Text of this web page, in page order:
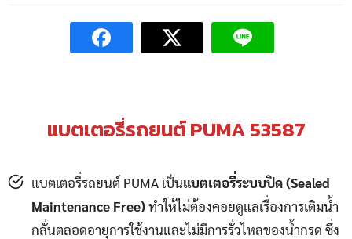
แบตเตอรี่รถยนต์ PUMA 53587
แบตเตอรี่รถยนต์ PUMA เป็นแบตเตอรี่ระบบปิด (Sealed
Maintenance Free)ทำให้ไม่ต้องคอยดูแลเรื่องการเติมน้ำ
กลั่นตลอดอายุการใช้งานและไม่มีการรั่วไหลของน้ำกรด ซึ่ง